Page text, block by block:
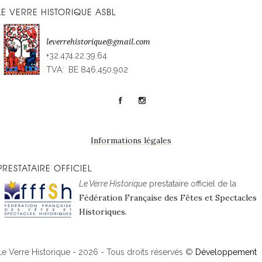
VERRE HISTORIQUE ASBL
leverrehistorique@gmail.com
+32.474.22.39.64
TVA: BE 846.450.902
Informations légales
OFFICIEL
Le Verre Historique prestataire officiel de la
Fédération Française des Fêtes et Spectacles
Historiques.
Verre Historique - 2026 - Tous droits réservés © Développement